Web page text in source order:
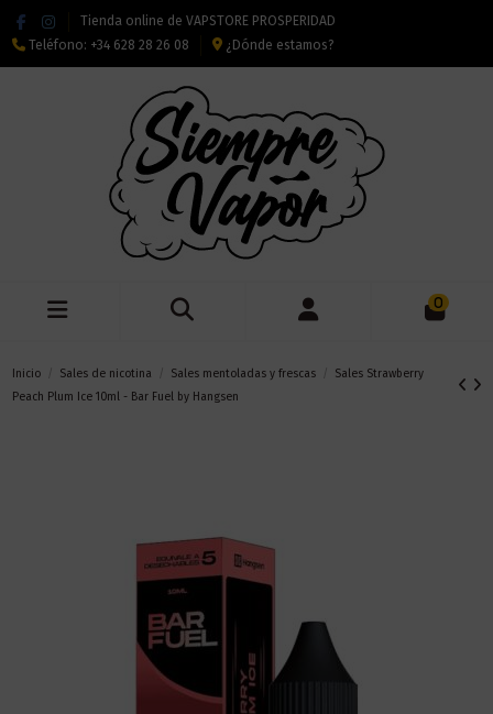
Tienda online de VAPSTORE PROSPERIDAD
Teléfono: +34 628 28 26 08 ¿Dónde estamos?
0
Inicio Sales de nicotina Sales mentoladas y frescas
Sales Strawberry
Peach Plum Ice 10ml - Bar Fuel by Hangsen